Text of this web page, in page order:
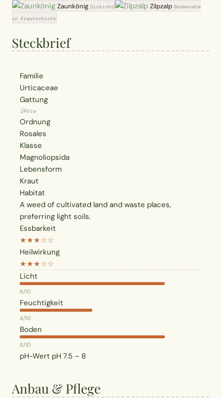
Zaunkönig Dickicht Zilpzalp Bodennähe
in Krautschicht
Steckbrief
Familie
Urticaceae
Gattung
Urtica
Ordnung
Rosales
Klasse
Magnoliopsida
Lebensform
Kraut
Habitat
A weed of cultivated land and waste places,
preferring light soils.
Essbarkeit
★★★☆☆
Heilwirkung
★★★☆☆
Licht
8/10
Feuchtigkeit
4/10
Boden
8/10
pH-Wert pH 7.5 – 8
Anbau & Pflege